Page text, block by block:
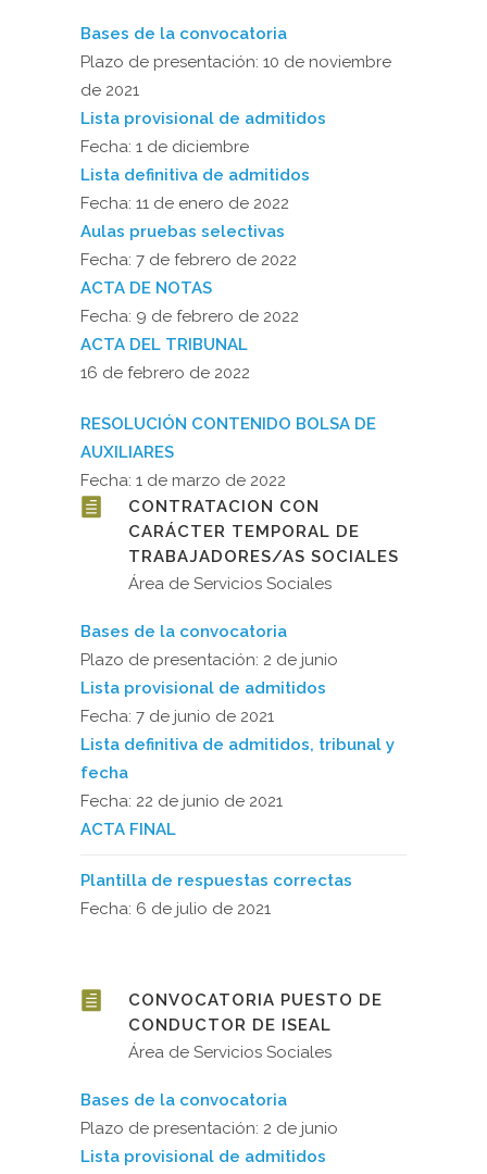
Bases de la convocatoria
Plazo de presentación: 10 de noviembre
de 2021
Lista provisional de admitidos
Fecha: 1 de diciembre
Lista definitiva de admitidos
Fecha: 11 de enero de 2022
Aulas pruebas selectivas
Fecha: 7 de febrero de 2022
ACTA DE NOTAS
Fecha: 9 de febrero de 2022
ACTA DEL TRIBUNAL
16 de febrero de 2022
RESOLUCIÓN CONTENIDO BOLSA DE
AUXILIARES
Fecha: 1 de marzo de 2022
CONTRATACION CON
CARÁCTER TEMPORAL DE
TRABAJADORES/AS SOCIALES
Área de Servicios Sociales
Bases de la convocatoria
Plazo de presentación: 2 de junio
Lista provisional de admitidos
Fecha: 7 de junio de 2021
Lista definitiva de admitidos, tribunal y
fecha
Fecha: 22 de junio de 2021
ACTA FINAL
Plantilla de respuestas correctas
Fecha: 6 de julio de 2021
CONVOCATORIA PUESTO DE
CONDUCTOR DE ISEAL
Área de Servicios Sociales
Bases de la convocatoria
Plazo de presentación: 2 de junio
Lista provisional de admitidos